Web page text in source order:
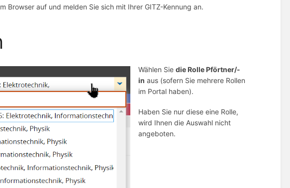
Browser auf und melden Sie sich mit Ihrer GITZ-Kennung an.
Wählen Siedie Rolle Pförtner/-
in aus (sofern Sie mehrere Rollen
im Portal haben).
Haben Sie nur diese eine Rolle,
wird Ihnen die Auswahl nicht
angeboten.